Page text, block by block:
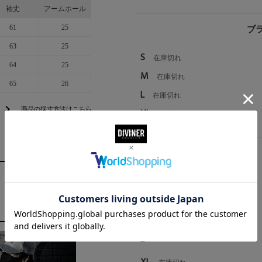
袖丈 アームホール
61 25
63 25
64 25
65 26
chevron_right 商品の採寸方法はこちら
ブ
S 在庫切れ
M 在庫切れ
L 在庫切れ
XL
S
M
L